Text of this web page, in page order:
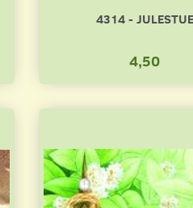
4314 - JULESTUE
4,50